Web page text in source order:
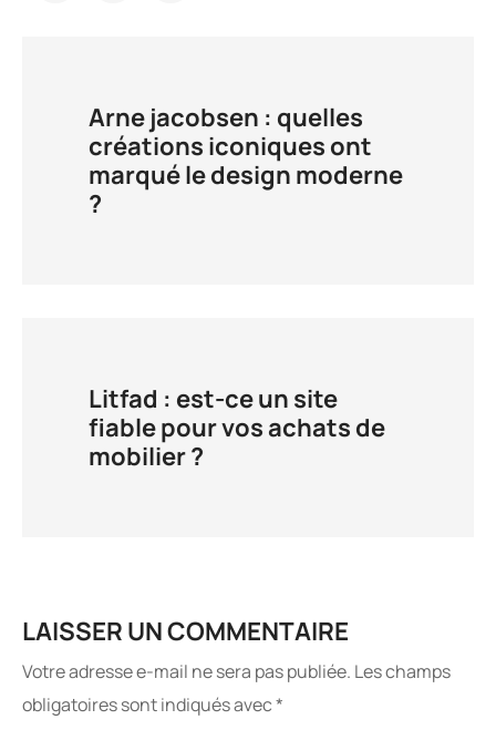
Arne jacobsen : quelles
créations iconiques ont
marqué le design moderne
?
Litfad : est-ce un site
fiable pour vos achats de
mobilier ?
LAISSER UN COMMENTAIRE
Votre adresse e-mail ne sera pas publiée. Les champs
obligatoires sont indiqués avec*